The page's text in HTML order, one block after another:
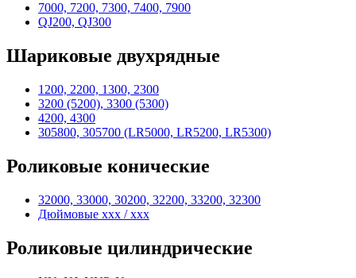
7000, 7200, 7300, 7400, 7900
QJ200, QJ300
Шариковые двухрядные
1200, 2200, 1300, 2300
3200 (5200), 3300 (5300)
4200, 4300
305800, 305700 (LR5000, LR5200, LR5300)
Роликовые конические
32000, 33000, 30200, 32200, 33200, 32300
Дюймовые xxx / xxx
Роликовые цилиндрические